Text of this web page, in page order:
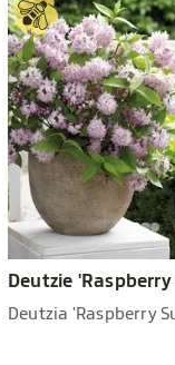
Deutzie
Deutzia 'Raspberry